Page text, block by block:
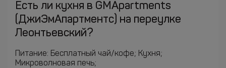
Есть ли кухня в GMApartments
(ДжиЭмАпартментс) на переулке
Леонтьевский?
Питание: Бесплатный чай/кофе; Кухня;
Микроволновая печь;